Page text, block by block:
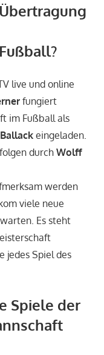
live und online
fungiert
im Fußball als
eingeladen.
durch Wolff
werden
viele neue
Es steht
jedes Spiel des
Spiele der